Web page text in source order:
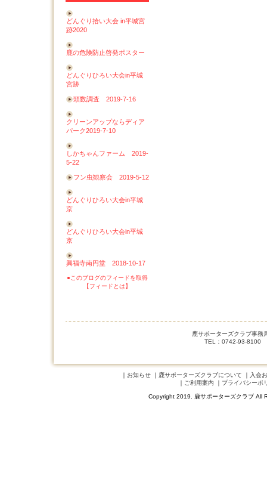
どんぐり拾い大会 in平城宮
跡2020
鹿の危険防止啓発ポスター
どんぐりひろい大会in平城
宮跡
頭数調査 2019-7-16
クリーンアップならディア
パーク2019-7-10
しかちゃんファーム 2019-
5-22
フン虫観察会 2019-5-12
どんぐりひろい大会in平城
京
どんぐりひろい大会in平城
京
興福寺南円堂 2018-10-17
●このブログのフィードを取得
【フィードとは】
鹿サポーターズクラブ事
TEL：0742-93-
｜ お知らせ｜ 鹿サポーターズクラブについて ｜ 入会
｜ ご利用案内 ｜ プライバシーポ
Copyright 2019. 鹿サポーターズクラブ All